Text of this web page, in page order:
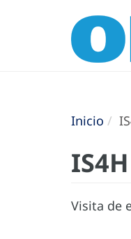
Inicio
Visita de